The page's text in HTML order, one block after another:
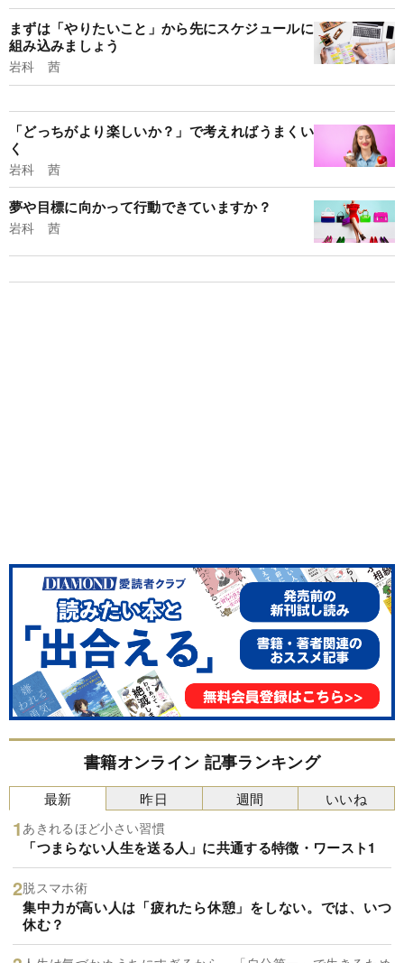
まずは「やりたいこと」から先にスケジュールに
組み込みましょう
岩科 茜
「どっちがより楽しいか？」で考えればうまくい
く
岩科 茜
夢や目標に向かって行動できていますか？
岩科 茜
書籍オンライン 記事ランキング
最新
あきれるほど小さい習慣
「つまらない人生を送る人」に共通する特徴・ワースト1
脱スマホ術
集中力が高い人は「疲れたら休憩」をしない。では、いつ
休む？
昨日 週間 いいね